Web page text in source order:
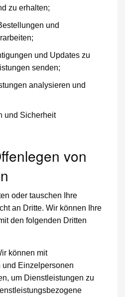
zu erhalten;
und
und Updates zu
senden;
analysieren und
und Sicherheit
von
oder tauschen Ihre
an Dritte. Wir können Ihre
den folgenden Dritten
können mit
und Einzelpersonen
um Dienstleistungen zu